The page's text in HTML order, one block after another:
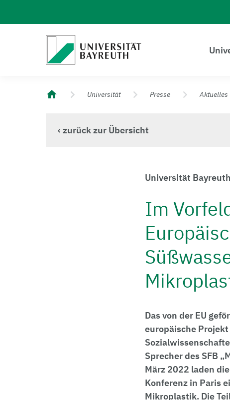
Logo Universität Bayreuth
Universität Bayreuth – Deine Top-Campus-Uni
Universität Presse Aktuelles
‹ zurück zur Übersicht
Universität
Im
Das von der EU
europäische
Sprecher des SFB
März 2022 laden
Konferenz in Paris
Mikroplastik. Die